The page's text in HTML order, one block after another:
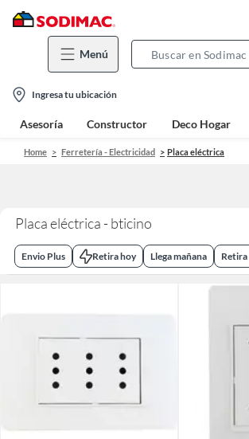
Menú
location-
icon
Ingresa tu ubicación
Asesoría Constructor Deco Hogar
Home Ferretería - Electricidad Placa eléctrica
Placa eléctrica - bticino
Envio Plus Retira hoy Llega mañana Retira